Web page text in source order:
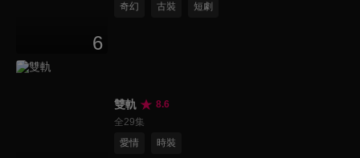
6
奇幻
古裝 短劇
雙軌
8.6
全29集
愛情
時裝